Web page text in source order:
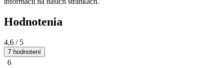
Hodnotenia
4,6 / 5
7 hodnotení
6